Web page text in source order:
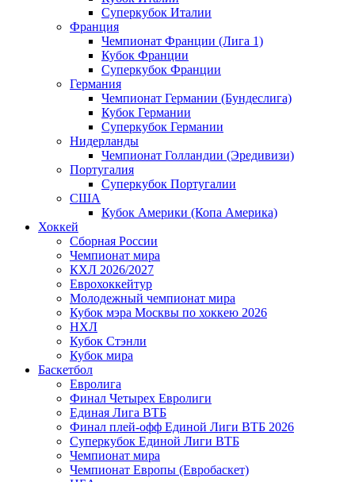
Суперкубок Италии
Франция
Чемпионат Франции (Лига 1)
Кубок Франции
Суперкубок Франции
Германия
Чемпионат Германии (Бундеслига)
Кубок Германии
Суперкубок Германии
Нидерланды
Чемпионат Голландии (Эредивизи)
Португалия
Суперкубок Португалии
США
Кубок Америки (Копа Америка)
Хоккей
Сборная России
Чемпионат мира
КХЛ 2026/2027
Еврохоккейтур
Молодежный чемпионат мира
Кубок мэра Москвы по хоккею 2026
НХЛ
Кубок Стэнли
Кубок мира
Баскетбол
Евролига
Финал Четырех Евролиги
Единая Лига ВТБ
Финал плей-офф Единой Лиги ВТБ 2026
Суперкубок Единой Лиги ВТБ
Чемпионат мира
Чемпионат Европы (Евробаскет)